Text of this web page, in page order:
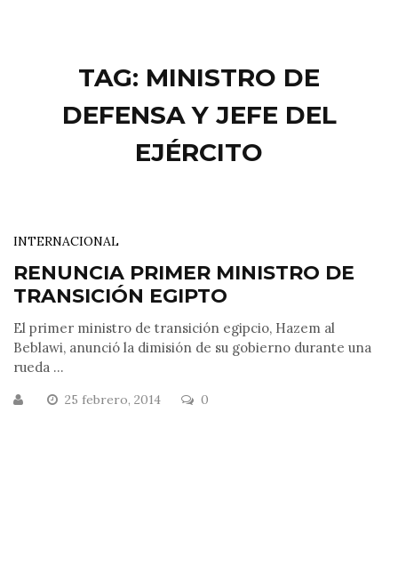
TAG: MINISTRO DE
DEFENSA Y JEFE DEL
EJÉRCITO
INTERNACIONAL
RENUNCIA PRIMER MINISTRO DE
TRANSICIÓN EGIPTO
El primer ministro de transición egipcio, Hazem al
Beblawi, anunció la dimisión de su gobierno durante una
rueda ...
25 febrero, 2014 0